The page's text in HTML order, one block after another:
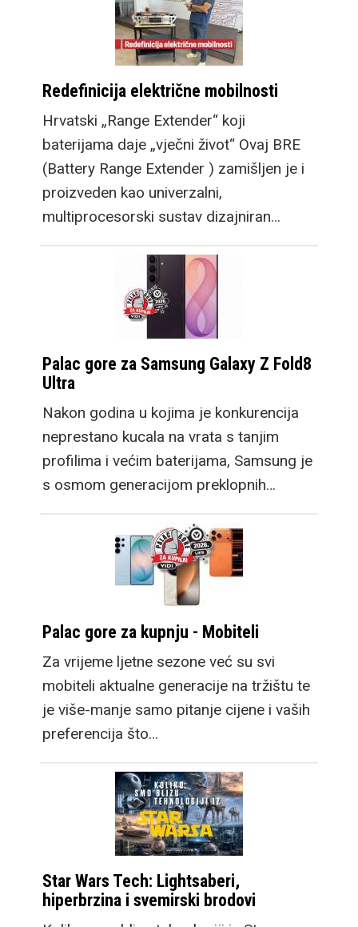
Redefinicija električne mobilnosti
Hrvatski „Range Extender“ koji
baterijama daje „vječni život“ Ovaj BRE
(Battery Range Extender ) zamišljen je i
proizveden kao univerzalni,
multiprocesorski sustav dizajniran…
Palac gore za Samsung Galaxy Z Fold8
Ultra
Nakon godina u kojima je konkurencija
neprestano kucala na vrata s tanjim
profilima i većim baterijama, Samsung je
s osmom generacijom preklopnih…
Palac gore za kupnju - Mobiteli
Za vrijeme ljetne sezone već su svi
mobiteli aktualne generacije na tržištu te
je više-manje samo pitanje cijene i vaših
preferencija što…
Star Wars Tech: Lightsaberi,
hiperbrzina i svemirski brodovi